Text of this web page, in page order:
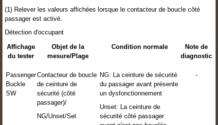
(1) Relever les valeurs affichées lorsque le contacteur de boucle côté
passager est activé.
Détection d'occupant
Affichage
du tester
Objet de la
mesure/Plage
Condition normale
Note de
diagnostic
Passenger
Buckle
SW
Contacteur de boucle
de ceinture de
sécurité (côté
passager)/
NG/Unset/Set
NG: La ceinture de sécurité
du passager avant présente
un dysfonctionnement
Unset: La ceinture de
sécurité côté passager
-